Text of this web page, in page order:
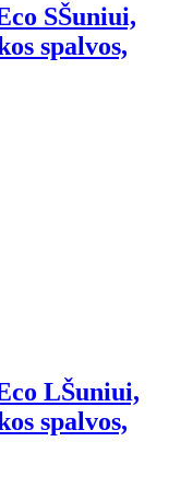
SŠuniui,
spalvos,
LŠuniui,
spalvos,